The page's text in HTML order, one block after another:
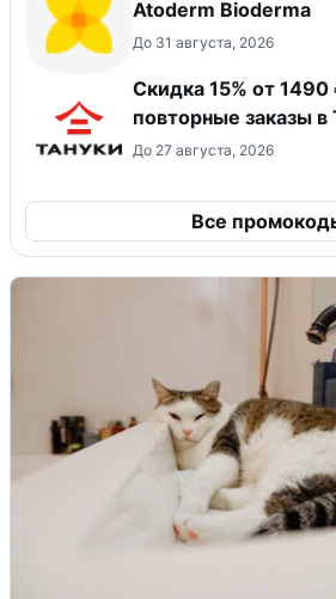
Atoderm Bioderma
До 31 августа, 2026
Скидка 15% от 1490
повторные заказы в
До 27 августа, 2026
Все